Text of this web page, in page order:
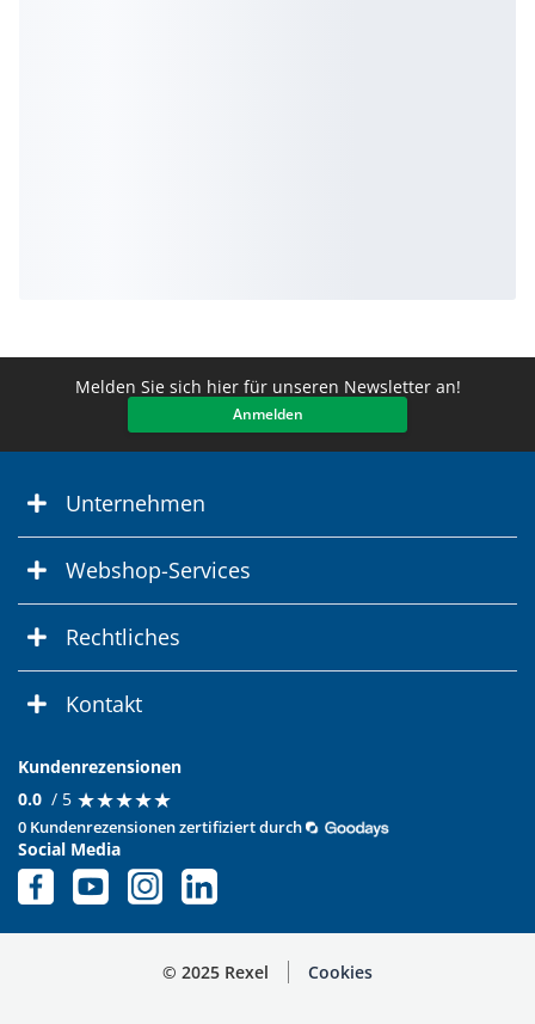
Melden Sie sich hier für unseren Newsletter an!
Anmelden
Unternehmen
Webshop-Services
Rechtliches
Kontakt
Kundenrezensionen
0.0 / 5 ★★★★★
★★★★★
0 Kundenrezensionen zertifiziert durch
Social Media
© 2025 Rexel Cookies